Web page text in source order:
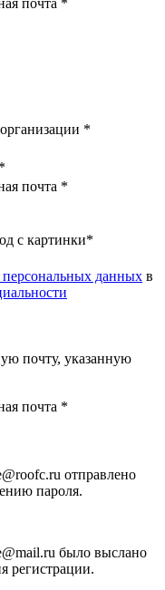
*
*
почта *
с картинки*
персональных данных в
почту, указанную
почта *
отправлено
пароля.
было выслано
регистрации.